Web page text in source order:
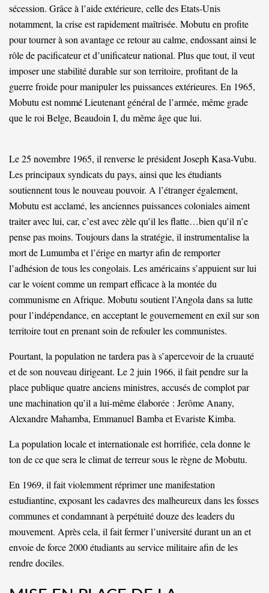
sécession. Grâce à l’aide extérieure, celle des Etats-Unis
notamment, la crise est rapidement maîtrisée. Mobutu en profite
pour tourner à son avantage ce retour au calme, endossant ainsi le
rôle de pacificateur et d’unificateur national. Plus que tout, il veut
imposer une stabilité durable sur son territoire, profitant de la
guerre froide pour manipuler les puissances extérieures. En 1965,
Mobutu est nommé Lieutenant général de l’armée, même grade
que le roi Belge, Beaudoin I, du même âge que lui.
Le 25 novembre 1965, il renverse le président Joseph Kasa-Vubu.
Les principaux syndicats du pays, ainsi que les étudiants
soutiennent tous le nouveau pouvoir. A l’étranger également,
Mobutu est acclamé, les anciennes puissances coloniales aiment
traiter avec lui, car, c’est avec zèle qu’il les flatte…bien qu’il n’e
pense pas moins. Toujours dans la stratégie, il instrumentalise la
mort de Lumumba et l’érige en martyr afin de remporter
l’adhésion de tous les congolais. Les américains s’appuient sur lui
car le voient comme un rempart efficace à la montée du
communisme en Afrique. Mobutu soutient l’Angola dans sa lutte
pour l’indépendance, en acceptant le gouvernement en exil sur son
territoire tout en prenant soin de refouler les communistes.
Pourtant, la population ne tardera pas à s’apercevoir de la cruauté
et de son nouveau dirigeant. Le 2 juin 1966, il fait pendre sur la
place publique quatre anciens ministres, accusés de complot par
une machination qu’il a lui-même élaborée : Jerôme Anany,
Alexandre Mahamba, Emmanuel Bamba et Evariste Kimba.
La population locale et internationale est horrifiée, cela donne le
ton de ce que sera le climat de terreur sous le règne de Mobutu.
En 1969, il fait violemment réprimer une manifestation
estudiantine, exposant les cadavres des malheureux dans les fosses
communes et condamnant à perpétuité douze des leaders du
mouvement. Après cela, il fait fermer l’université durant un an et
envoie de force 2000 étudiants au service militaire afin de les
rendre dociles.